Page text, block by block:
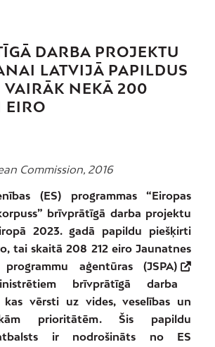
DARBA PROJEKTU
LATVIJĀ PAPILDUS
VAIRĀK NEKĀ 200
EIRO
Commission, 2016
(ES) programmas “Eiropas
brīvprātīgā darba projektu
2023. gadā papildu piešķirti
tai skaitā 208 212 eiroJaunatnes
aģentūras (JSPA)
brīvprātīgā darba
kas vērsti uz vides, veselības un
prioritātēm. Šis papildu
ir nodrošināts no ES